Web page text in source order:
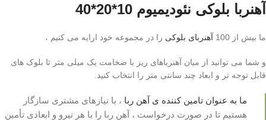
آهنربا بلوکی نئودیمیوم 10*20*40
ما بیش از 100 آهنربای بلوکی را در مجموعه خود ارایه می کنیم ،
و شما می توانید از میان آهنرباهای ریز با ضخامت یک میلی متر تا بلوک های
قابل توجه تر و ابعاد چند سانتی متر را انتخاب کنید.
ما به عنوان تامین کننده ی آهن ربا ، با نیازهای مشتری سازگار
هستیم تا در صورت درخواست ، آهن ربا را با هر نیرو و ابعادی تأمین